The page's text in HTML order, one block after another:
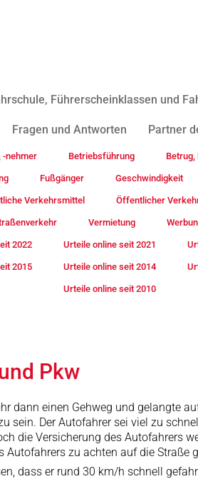
Führerscheinklassen und
Fragen und Antworten Partner
-nehmer Betriebsführung Betrug,
Fußgänger Geschwindigkeit
Verkehrsmittel Öffentlicher
Vermietung
2022 Urteile online seit 2021
2015 Urteile online seit 2014
Urteile online seit 2010
Pkw
dann einen Gehweg und gelangte
sein. Der Autofahrer sei viel zu
die Versicherung des Autofahrers
zu achten auf die Straße
dass er rund 30 km/h schnell